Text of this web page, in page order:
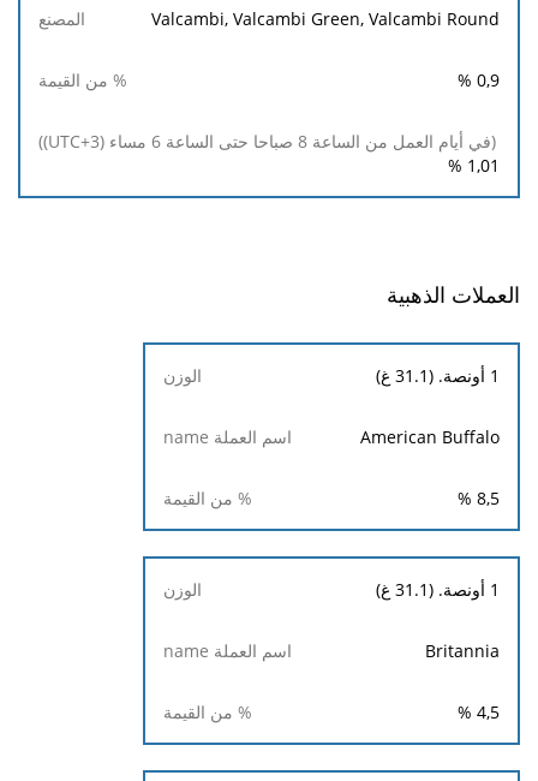
Valcambi, Valcambi Green, Valcambi Round
0,9
%
1,01
%
العملات الذهبية
اسم
% من
1 أونصة. (31.1 غ)
American Buffalo
8,5
%
1 أونصة. (31.1 غ)
Britannia
4,5
%